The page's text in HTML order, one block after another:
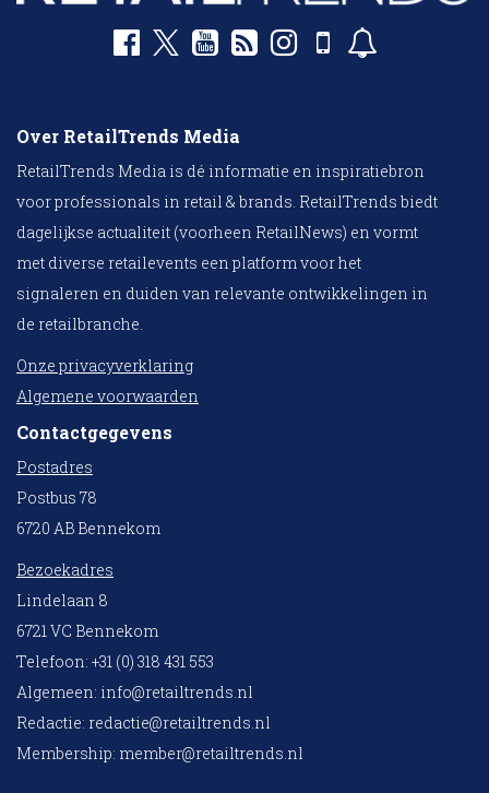
Over RetailTrends Media
RetailTrends Media is dé informatie en inspiratiebron
voor professionals in retail & brands. RetailTrends biedt
dagelijkse actualiteit (voorheen RetailNews) en vormt
met diverse retailevents een platform voor het
signaleren en duiden van relevante ontwikkelingen in
de retailbranche.
Onze privacyverklaring
Algemene voorwaarden
Contactgegevens
Postadres
Postbus 78
6720 AB Bennekom
Bezoekadres
Lindelaan 8
6721 VC Bennekom
Telefoon: +31 (0) 318 431 553
Algemeen: info@retailtrends.nl
Redactie: redactie@retailtrends.nl
Membership: member@retailtrends.nl